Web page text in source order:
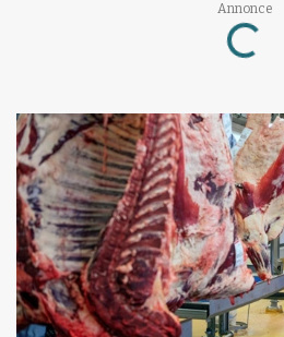
Annonce
Loading...